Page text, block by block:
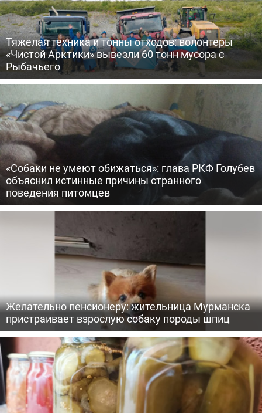
Тяжелая техника и тонны отходов: волонтеры
«Чистой Арктики» вывезли 60 тонн мусора с
Рыбачьего
«Собаки не умеют обижаться»: глава РКФ Голубев
объяснил истинные причины странного
поведения питомцев
Желательно пенсионеру: жительница Мурманска
пристраивает взрослую собаку породы шпиц